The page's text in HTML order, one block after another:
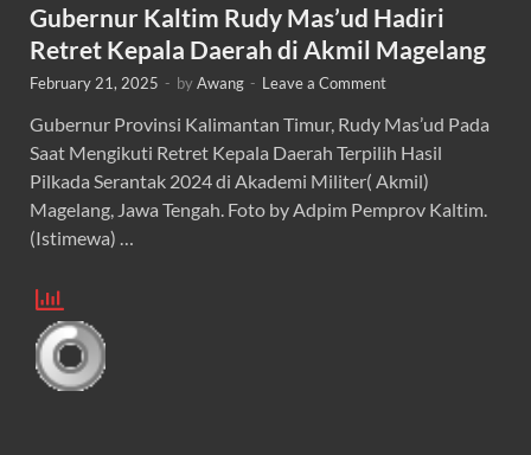
Gubernur Kaltim Rudy Mas’ud Hadiri
Retret Kepala Daerah di Akmil Magelang
February 21, 2025 - byAwang - Leave a Comment
Gubernur Provinsi Kalimantan Timur, Rudy Mas’ud Pada
Saat Mengikuti Retret Kepala Daerah Terpilih Hasil
Pilkada Serantak 2024 di Akademi Militer( Akmil)
Magelang, Jawa Tengah. Foto by Adpim Pemprov Kaltim.
(Istimewa) …